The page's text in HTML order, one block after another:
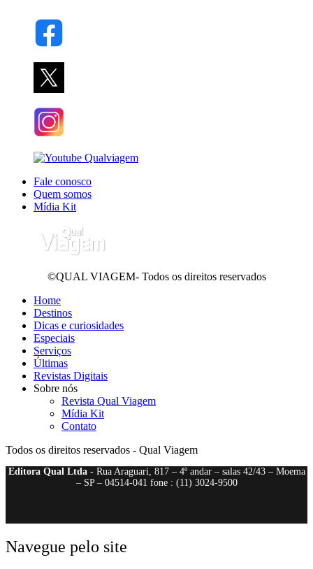
Fale conosco
Quem somos
Mídia Kit
©QUAL VIAGEM- Todos os direitos reservados
Home
Destinos
Dicas e curiosidades
Especiais
Serviços
Últimas
Revistas Digitais
Sobre nós
Revista Qual Viagem
Mídia Kit
Contato
Todos os direitos reservados - Qual Viagem
Editora Qual Ltda- Rua Araguari, 817 – 4º andar – salas 42/43 – Moema
– SP – 04514-041 fone : (11) 3024-9500
Navegue pelo site